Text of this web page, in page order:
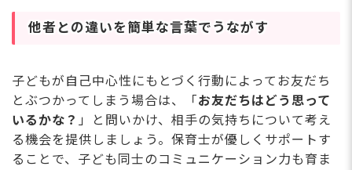
他者との違いを簡単な言葉でうながす
子どもが自己中心性にもとづく行動によってお友だち
とぶつかってしまう場合は、「お友だちはどう思って
いるかな？ 」と問いかけ、相手の気持ちについて考え
る機会を提供しましょう。保育士が優しくサポートす
ることで、子ども同士のコミュニケーション力も育ま